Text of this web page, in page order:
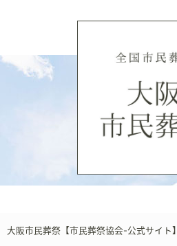
大阪市民葬祭【市民葬祭協会-公式サイト】